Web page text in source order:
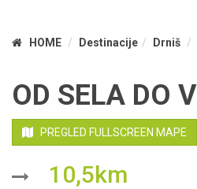
HOME Destinacije Drniš
OD SELA DO
PREGLED FULLSCREEN MAPE
10,5km